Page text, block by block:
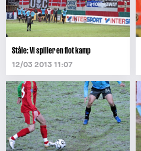
Ståle: Vi spiller en flot kamp
12/03 2013 11:07